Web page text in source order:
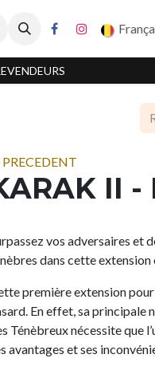
PRECEDENT
II -
vos adversaires et
dans cette
première extension
En effet, sa principale
Ténèbreux nécessite que
avantages et ses